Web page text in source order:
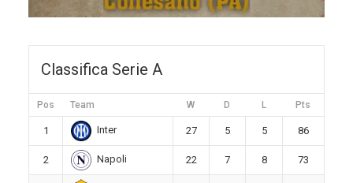
Classifica Serie A
Pos Team W D L Pts
1 Inter 27 5 5 86
2 Napoli 22 7 8 73